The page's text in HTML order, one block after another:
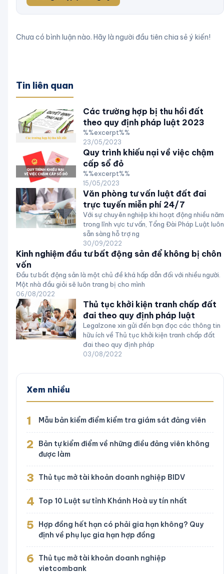
Chưa có bình luận nào. Hãy là người đầu tiên chia sẻ ý kiến!
Tin liên quan
Các trường hợp bị thu hồi đất
theo quy định pháp luật 2023
%%excerpt%%
23/05/2023
Quy trình khiếu nại về việc chậm
cấp sổ đỏ
%%excerpt%%
15/05/2023
Văn phòng tư vấn luật đất đai
trực tuyến miễn phí 24/7
Với sự chuyên nghiệp khi hoạt động nhiều năm
trong lĩnh vực tư vấn, Tổng Đài Pháp Luật luôn
sẵn sàng hỗ trợ ng
30/09/2022
Kinh nghiệm đầu tư bất động sản để không bị chôn
vốn
Đầu tư bất động sản là một chủ đề khá hấp dẫn đối với nhiều người.
Một nhà đầu giỏi sẽ luôn trang bị cho mình
06/08/2022
Thủ tục khởi kiện tranh chấp đất
đai theo quy định pháp luật
Legalzone xin gửi đến bạn đọc các thông tin
hữu ích về Thủ tục khởi kiện tranh chấp đất
đai theo quy định pháp
03/08/2022
Xem nhiều
1 Mẫu bản kiểm điểm kiểm tra giám sát đảng viên
2
Bản tự kiểm điểm về những điều đảng viên không
được làm
3 Thủ tục mở tài khoản doanh nghiệp BIDV
4 Top 10 Luật sư tỉnh Khánh Hoà uy tín nhất
5
Hợp đồng hết hạn có phải gia hạn không? Quy
định về phụ lục gia hạn hợp đồng
6
Thủ tục mở tài khoản doanh nghiệp
vietcombank